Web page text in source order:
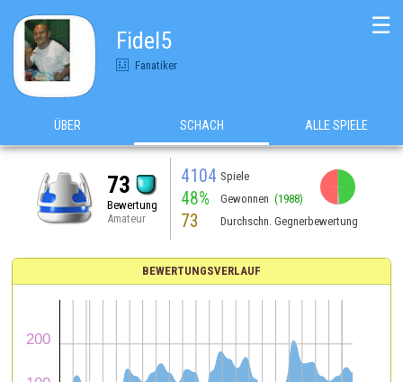
Fidel5
Fanatiker
☰
ÜBER SCHACH ALLE SPIELE
73
Bewertung
Amateur
4104 Spiele
48% Gewonnen (1988)
73 Durchschn. Gegnerbewertung
BEWERTUNGSVERLAUF